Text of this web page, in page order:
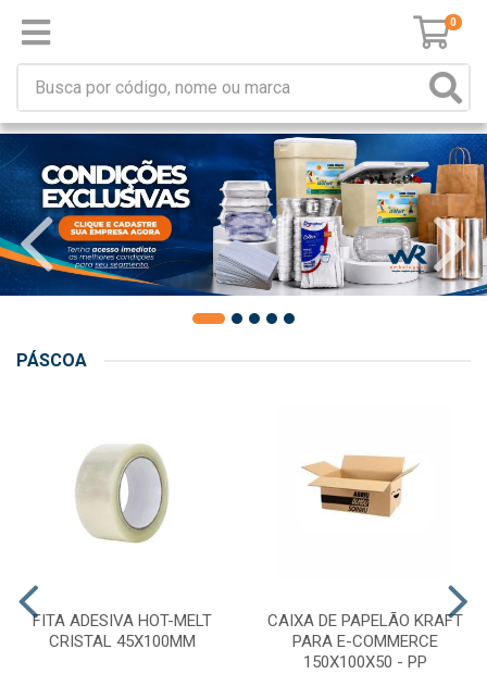
0
PÁSCOA
FITA ADESIVA HOT-MELT
CRISTAL 45X100MM
CAIXA DE PAPELÃO KRAFT
PARA E-COMMERCE
150X100X50 - PP